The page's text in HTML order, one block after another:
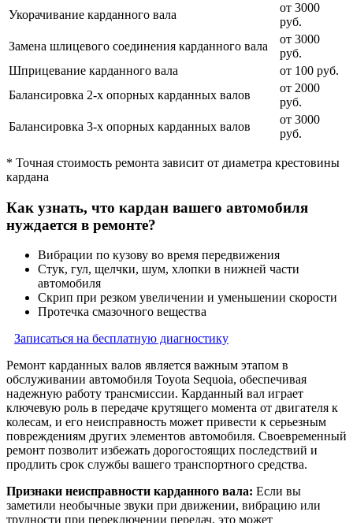
Укорачивание карданного вала
от 3000
руб.
Замена шлицевого соединения карданного вала
от 3000
руб.
Шприцевание карданного вала
от 100 руб.
Балансировка 2-х опорных карданных валов
от 2000
руб.
Балансировка 3-х опорных карданных валов
от 3000
руб.
* Точная стоимость ремонта зависит от диаметра крестовины
кардана
Как узнать, что кардан вашего автомобиля
нуждается в ремонте?
Вибрации по кузову во время передвижения
Стук, гул, щелчки, шум, хлопки в нижней части
автомобиля
Скрип при резком увеличении и уменьшении скорости
Протечка смазочного вещества
Записаться на бесплатную диагностику
Ремонт карданных валов является важным этапом в
обслуживании автомобиля Toyota Sequoia, обеспечивая
надежную работу трансмиссии. Карданный вал играет
ключевую роль в передаче крутящего момента от двигателя к
колесам, и его неисправность может привести к серьезным
повреждениям других элементов автомобиля. Своевременный
ремонт позволит избежать дорогостоящих последствий и
продлить срок службы вашего транспортного средства.
Признаки неисправности карданного вала: Если вы
заметили необычные звуки при движении, вибрацию или
трудности при переключении передач, это может